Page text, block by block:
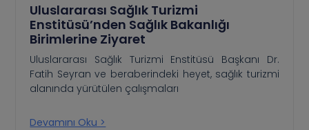
Uluslararası Sağlık Turizmi
Enstitüsü’nden Sağlık Bakanlığı
Birimlerine Ziyaret
Uluslararası Sağlık Turizmi Enstitüsü Başkanı Dr.
Fatih Seyran ve beraberindeki heyet, sağlık turizmi
alanında yürütülen çalışmaları
Devamını Oku >